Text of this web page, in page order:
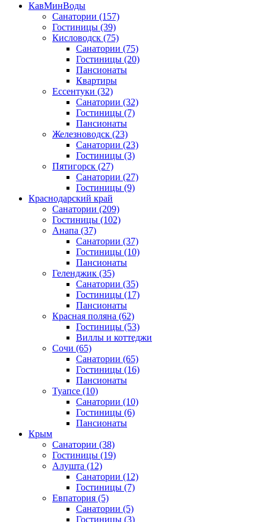
КавМинВоды
Санатории (157)
Гостиницы (39)
Кисловодск (75)
Санатории (75)
Гостиницы (20)
Пансионаты
Квартиры
Ессентуки (32)
Санатории (32)
Гостиницы (7)
Пансионаты
Железноводск (23)
Санатории (23)
Гостиницы (3)
Пятигорск (27)
Санатории (27)
Гостиницы (9)
Краснодарский край
Санатории (209)
Гостиницы (102)
Анапа (37)
Санатории (37)
Гостиницы (10)
Пансионаты
Геленджик (35)
Санатории (35)
Гостиницы (17)
Пансионаты
Красная поляна (62)
Гостиницы (53)
Виллы и коттеджи
Сочи (65)
Санатории (65)
Гостиницы (16)
Пансионаты
Туапсе (10)
Санатории (10)
Гостиницы (6)
Пансионаты
Крым
Санатории (38)
Гостиницы (19)
Алушта (12)
Санатории (12)
Гостиницы (7)
Евпатория (5)
Санатории (5)
Гостиницы (3)